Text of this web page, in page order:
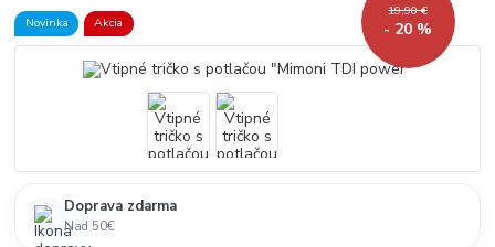
Novinka Akcia
19,90 €
- 20 %
Doprava zdarma
Nad 50€